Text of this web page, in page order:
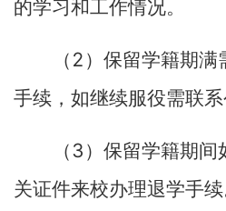
的学习和工作情况。
（ 2 ）保留学籍期满
手续，如继续服役需联系
（3 ）保留学籍期间
关证件来校办理退学手续